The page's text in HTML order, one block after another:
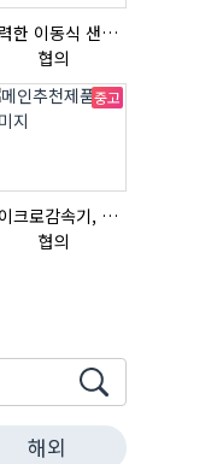
강력한 이동식 샌딩기 / 고급 이태리 IBIX샌드블라스터
협의
중고
싸이크로감속기, 감속기제작
협의
해외